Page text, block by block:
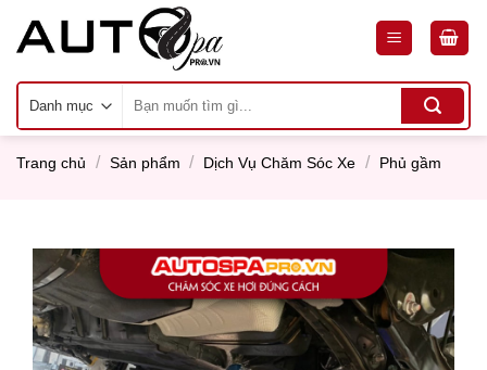
kiếm:
Trang chủ / Sản phẩm / Dịch Vụ Chăm Sóc Xe / Phủ gầm